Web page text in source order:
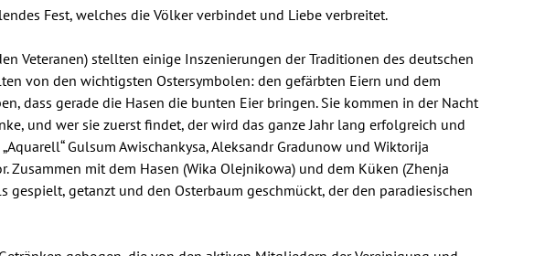
Fest, welches die Völker verbindet und Liebe verbreitet.
Veteranen) stellten einige Inszenierungen der Traditionen des deutschen
von den wichtigsten Ostersymbolen: den gefärbten Eiern und dem
dass gerade die Hasen die bunten Eier bringen. Sie kommen in der Nacht
und wer sie zuerst findet, der wird das ganze Jahr lang erfolgreich und
Gulsum Awischankysa, Aleksandr Gradunow und Wiktorija
Zusammen mit dem Hasen (Wika Olejnikowa) und dem Küken (Zhenja
gespielt, getanzt und den Osterbaum geschmückt, der den paradiesischen